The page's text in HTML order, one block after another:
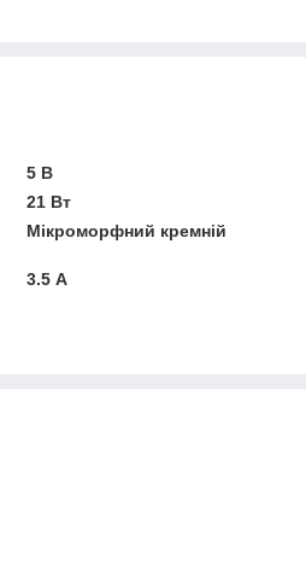
5 В
21 Вт
Мікроморфний кремній
3.5 А